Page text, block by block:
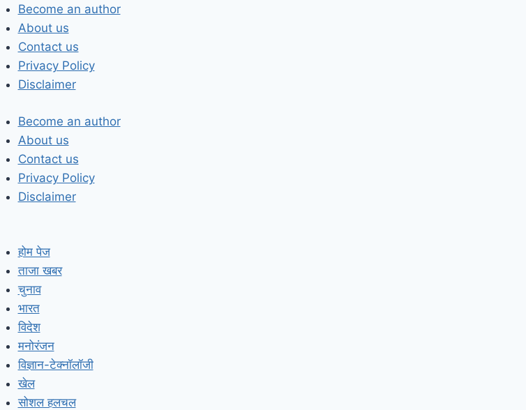
Skip
to
content
Become an author
About us
Contact us
Privacy Policy
Disclaimer
Become an author
About us
Contact us
Privacy Policy
Disclaimer
होम पेज
ताजा खबर
चुनाव
भारत
विदेश
मनोरंजन
विज्ञान-टेक्नॉलॉजी
खेल
सोशल हलचल